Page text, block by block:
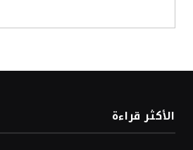
«طيران الرياض» يدشن أولى رحلاته
ويضيف الوجهة التشغيلية الثامنة
الأكثر قراءة